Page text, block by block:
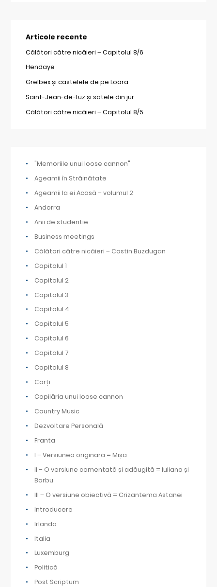
Articole recente
Călători către nicăieri – Capitolul 8/6
Hendaye
Grelbex și castelele de pe Loara
Saint-Jean-de-Luz și satele din jur
Călători către nicăieri – Capitolul 8/5
"Memoriile unui loose cannon"
Ageamii în Străinătate
Ageamii la ei Acasă – volumul 2
Andorra
Anii de studentie
Business meetings
Călători către nicăieri – Costin Buzdugan
Capitolul 1
Capitolul 2
Capitolul 3
Capitolul 4
Capitolul 5
Capitolul 6
Capitolul 7
Capitolul 8
Carți
Copilăria unui loose cannon
Country Music
Dezvoltare Personală
Franta
I – Versiunea originară = Mișa
II – O versiune comentată și adăugită = Iuliana și
Barbu
III – O versiune obiectivă = Crizantema Astanei
Introducere
Irlanda
Italia
Luxemburg
Politică
Post Scriptum